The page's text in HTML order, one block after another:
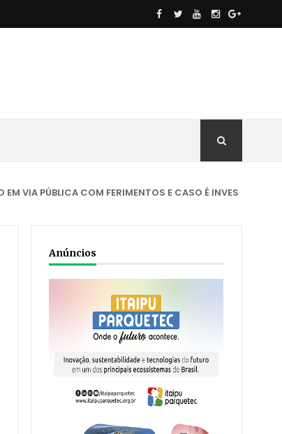
COM FERIMENTOS E CASO É INVESTIGADO
Anúncios